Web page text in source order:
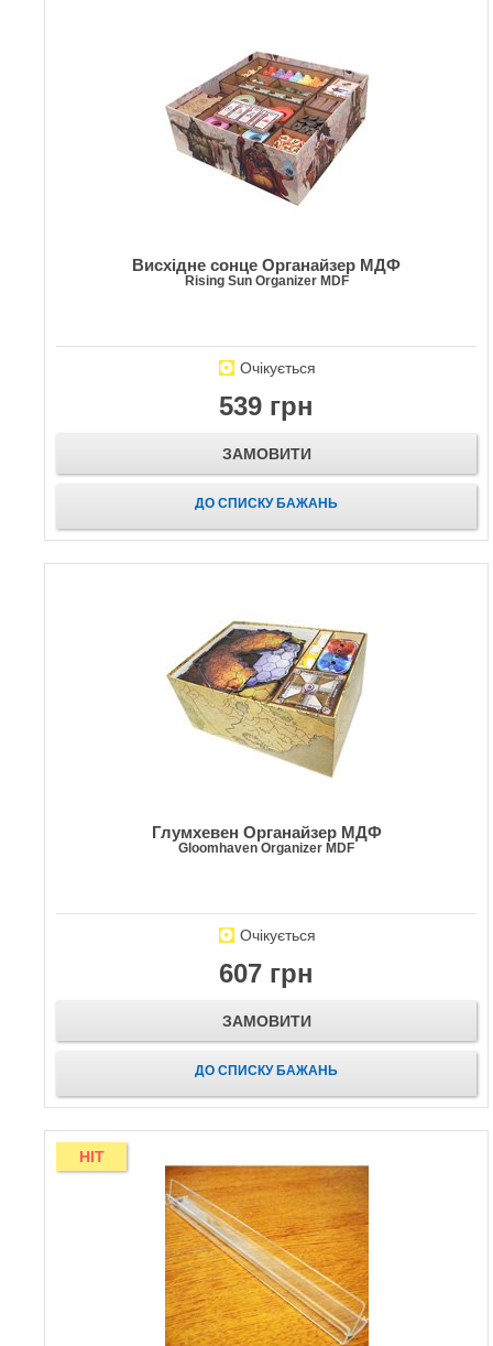
Висхідне сонце Органайзер МДФ
Rising Sun Organizer MDF
Очікується
539 грн
ЗАМОВИТИ
ДО СПИСКУ БАЖАНЬ
Глумхевен Органайзер МДФ
Gloomhaven Organizer MDF
Очікується
607 грн
ЗАМОВИТИ
ДО СПИСКУ БАЖАНЬ
HIT